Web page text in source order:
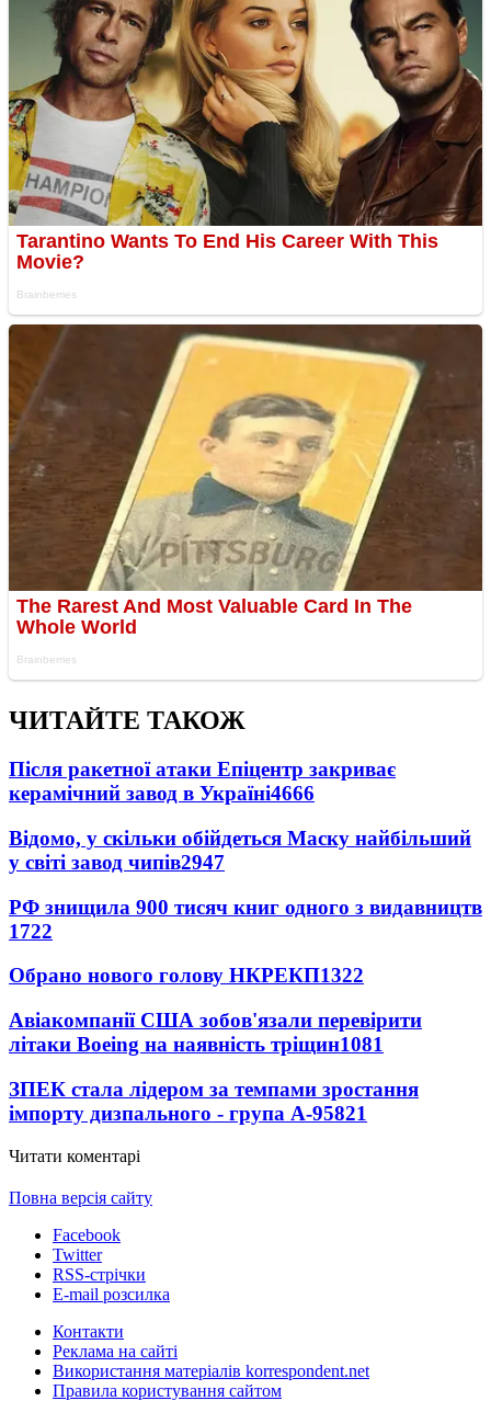
ЧИТАЙТЕ ТАКОЖ
Після ракетної атаки Епіцентр закриває
керамічний завод в Україні4666
Відомо, у скільки обійдеться Маску найбільший
у світі завод чипів2947
РФ знищила 900 тисяч книг одного з видавництв
1722
Обрано нового голову НКРЕКП1322
Авіакомпанії США зобов'язали перевірити
літаки Boeing на наявність тріщин1081
ЗПЕК стала лідером за темпами зростання
імпорту дизпального - група А-95821
Читати коментарі
Повна версія сайту
Facebook
Twitter
RSS-стрічки
E-mail розсилка
Контакти
Реклама на сайті
Використання матеріалів korrespondent.net
Правила користування сайтом